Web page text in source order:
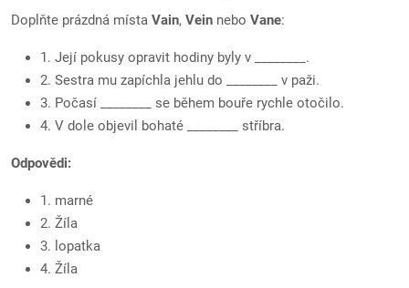
Doplňte prázdná místa Vain, Vein nebo Vane:
1. Její pokusy opravit hodiny byly v ________.
2. Sestra mu zapíchla jehlu do ________ v paži.
3. Počasí ________ se během bouře rychle otočilo.
4. V dole objevil bohaté ________ stříbra.
Odpovědi:
1. marné
2. Žíla
3. lopatka
4. Žíla